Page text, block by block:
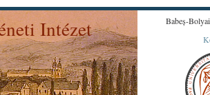
Intézet
Pap Károly által készített színezett
Babeș-